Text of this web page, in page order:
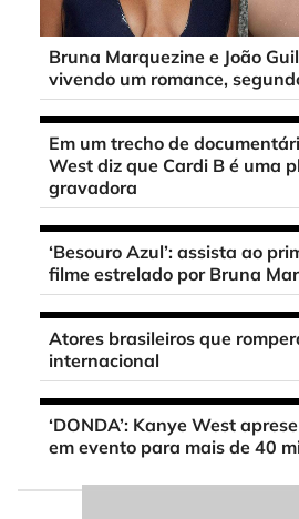
Bruna Marquezine e João
vivendo um romance,
Em um trecho de
West diz que Cardi B é uma
gravadora
‘Besouro Azul’: assista ao
filme estrelado por Bruna
Atores brasileiros que
internacional
‘DONDA’: Kanye West
em evento para mais de 40